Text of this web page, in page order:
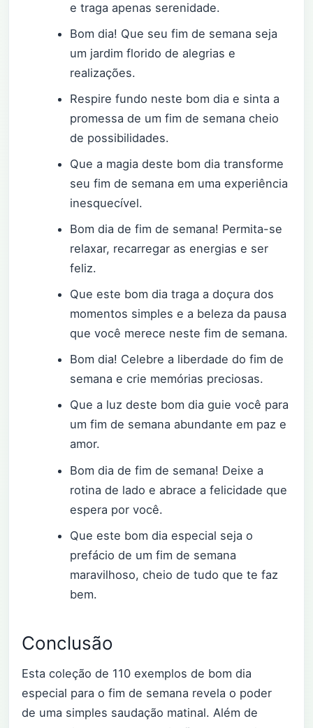
e traga apenas serenidade.
Bom dia! Que seu fim de semana seja
um jardim florido de alegrias e
realizações.
Respire fundo neste bom dia e sinta a
promessa de um fim de semana cheio
de possibilidades.
Que a magia deste bom dia transforme
seu fim de semana em uma experiência
inesquecível.
Bom dia de fim de semana! Permita-se
relaxar, recarregar as energias e ser
feliz.
Que este bom dia traga a doçura dos
momentos simples e a beleza da pausa
que você merece neste fim de semana.
Bom dia! Celebre a liberdade do fim de
semana e crie memórias preciosas.
Que a luz deste bom dia guie você para
um fim de semana abundante em paz e
amor.
Bom dia de fim de semana! Deixe a
rotina de lado e abrace a felicidade que
espera por você.
Que este bom dia especial seja o
prefácio de um fim de semana
maravilhoso, cheio de tudo que te faz
bem.
Conclusão
Esta coleção de 110 exemplos de bom dia
especial para o fim de semana revela o poder
de uma simples saudação matinal. Além de